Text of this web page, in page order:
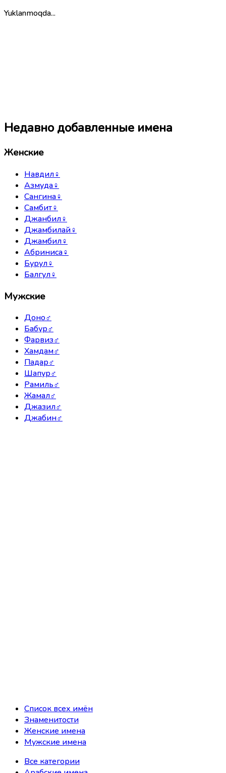
Yuklanmoqda...
Недавно добавленные имена
Женские
Навдил♀
Азмуда♀
Сангина♀
Самбит♀
Джанбил♀
Джамбилай♀
Джамбил♀
Абриниса♀
Бурул♀
Балгул♀
Мужские
Доно♂
Бабур♂
Фарвиз♂
Хамдам♂
Падар♂
Шапур♂
Рамиль♂
Жамал♂
Джазил♂
Джабин♂
Список всех имён
Знаменитости
Женские имена
Мужские имена
Все категории